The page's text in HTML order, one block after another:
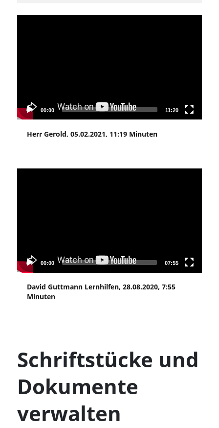
00:00 11:20
Herr Gerold, 05.02.2021, 11:19 Minuten
00:00 07:55
David Guttmann Lernhilfen, 28.08.2020, 7:55
Minuten
Schriftstücke und
Dokumente
verwalten